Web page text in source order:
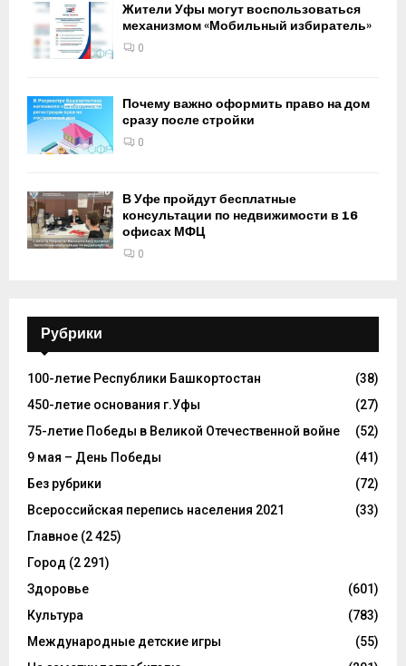
Жители Уфы могут воспользоваться
механизмом «Мобильный избиратель»
0
Почему важно оформить право на дом
сразу после стройки
0
В Уфе пройдут бесплатные
консультации по недвижимости в 16
офисах МФЦ
0
Рубрики
100-летие Республики Башкортостан
(38)
450-летие основания г.Уфы
(27)
75-летие Победы в Великой Отечественной войне
(52)
9 мая – День Победы
(41)
Без рубрики
(72)
Всероссийская перепись населения 2021
(33)
Главное (2 425)
Город (2 291)
Здоровье
(601)
Культура
(783)
Международные детские игры
(55)